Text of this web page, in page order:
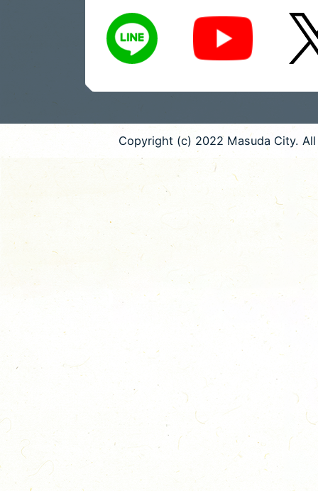
LINE
Youtube X
Copyright (c) 2022 Masuda City.